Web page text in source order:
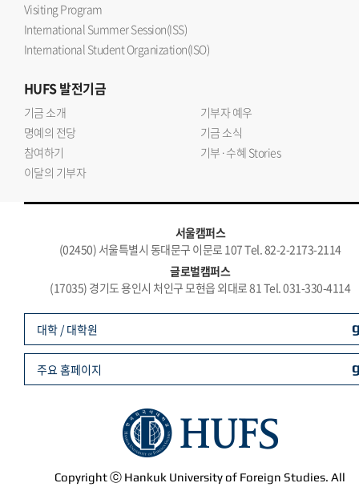
Visiting Program
International Summer Session(ISS)
International Student Organization(ISO)
HUFS발전기금
기금 소개
기부자 예우
명예의 전당
기금 소식
참여하기
기부·수혜 Stories
이달의 기부자
서울캠퍼스
(02450) 서울특별시 동대문구 이문로 107 Tel. 82-2-2173-2114
글로벌캠퍼스
(17035) 경기도 용인시 처인구 모현읍 외대로 81 Tel. 031-330-4114
Copyright ⓒ Hankuk University of Foreign Studies. All
대학 / 대학원
주요 홈페이지